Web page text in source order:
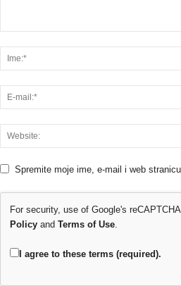
Spremite moje ime, e-mail i web
For security, use of Google's
Policyand Terms of Use.
I agree to these terms (required).